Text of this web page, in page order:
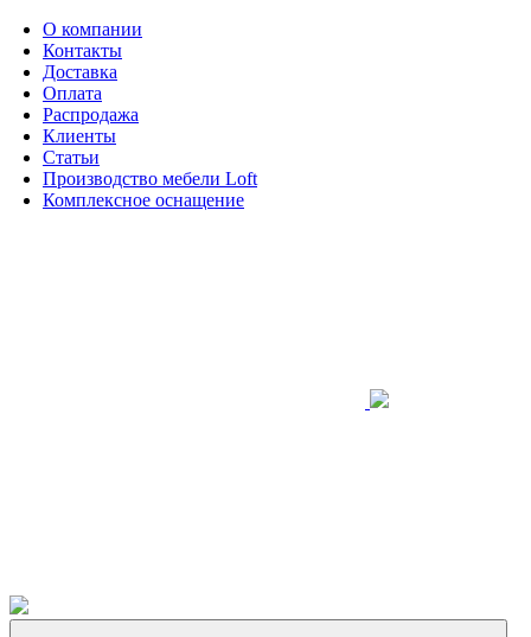
О компании
Контакты
Доставка
Оплата
Распродажа
Клиенты
Статьи
Производство мебели Loft
Комплексное оснащение